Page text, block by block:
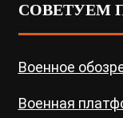
СОВЕТУЕМ
Военное
Военная